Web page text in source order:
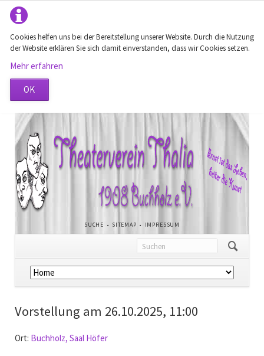
Cookies helfen uns bei der Bereitstellung unserer Website. Durch die Nutzung
der Website erklären Sie sich damit einverstanden, dass wir Cookies setzen.
Mehr erfahren
OK
NAVIGATION
ÜBERSPRINGEN
SUCHE SITEMAP IMPRESSUM
Navigation
überspringen
Vorstellung am 26.10.2025, 11:00
Ort: Buchholz, Saal Höfer